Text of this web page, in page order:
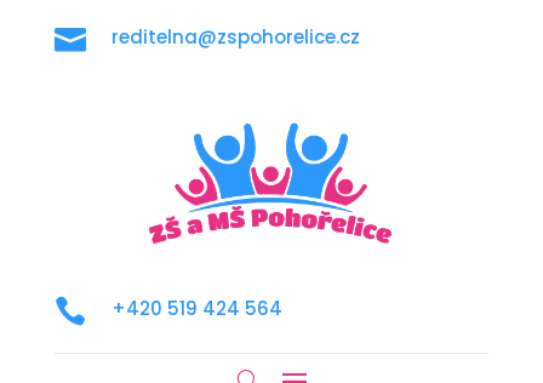
 reditelna@zspohorelice.cz
 +420 519 424 564